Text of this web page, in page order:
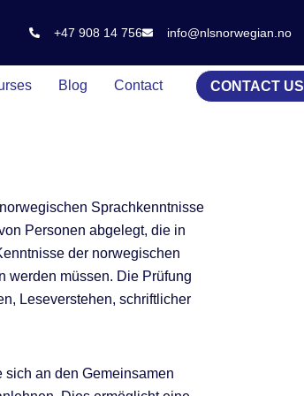
+47 908 14 756 info@nlsnorwegian.no
Blog Contact CONTACT US
Sprachkenntnisse
Personen abgelegt, die in
der norwegischen
werden müssen. Die Prüfung
Leseverstehen, schriftlicher
an den Gemeinsamen